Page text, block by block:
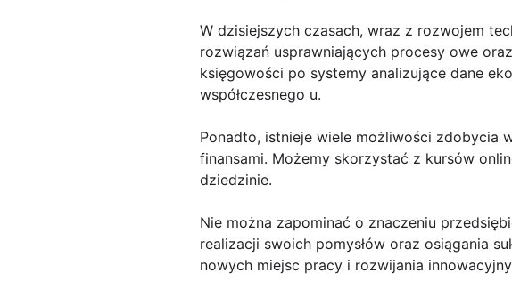
W dzisiejszych czasach, wraz z rozwojem
rozwiązań usprawniających procesy owe
księgowości po systemy analizujące dane
współczesnego u.
Ponadto, istnieje wiele możliwości zdobycia
finansami. Możemy skorzystać z kursów
dziedzinie.
Nie można zapominać o znaczeniu
realizacji swoich pomysłów oraz osiągania
nowych miejsc pracy i rozwijania